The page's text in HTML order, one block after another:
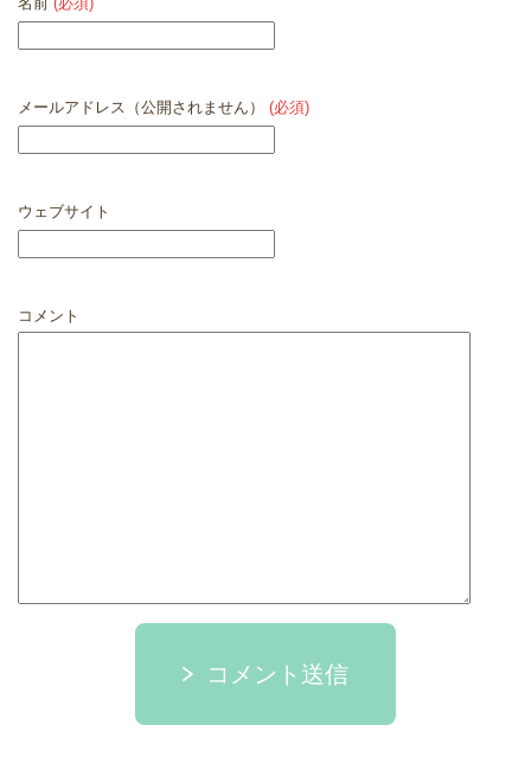
メールアドレス（公開されません） (必須)
ウェブサイト
コメント
コメント送信